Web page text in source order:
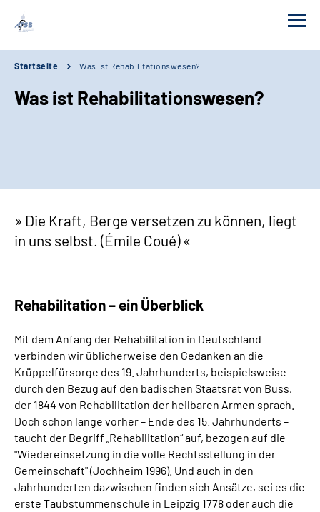
Aktuelles
Leichte Sprache
Startseite Was ist Rehabilitationswesen?
Was ist Rehabilitationswesen?
Die Kraft, Berge versetzen zu können, liegt
in uns selbst. (Émile Coué)
Rehabilitation – ein Überblick
Mit dem Anfang der Rehabilitation in Deutschland
verbinden wir üblicherweise den Gedanken an die
Krüppelfürsorge des 19. Jahrhunderts, beispielsweise
durch den Bezug auf den badischen Staatsrat von Buss,
der 1844 von Rehabilitation der heilbaren Armen sprach.
Doch schon lange vorher – Ende des 15. Jahrhunderts –
taucht der Begriff „Rehabilitation“ auf, bezogen auf die
"Wiedereinsetzung in die volle Rechtsstellung in der
Gemeinschaft" (Jochheim 1996). Und auch in den
Jahrhunderten dazwischen finden sich Ansätze, sei es die
erste Taubstummenschule in Leipzig 1778 oder auch die